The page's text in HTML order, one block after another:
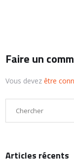
Faire un
Vous devezêtre
Articles récents